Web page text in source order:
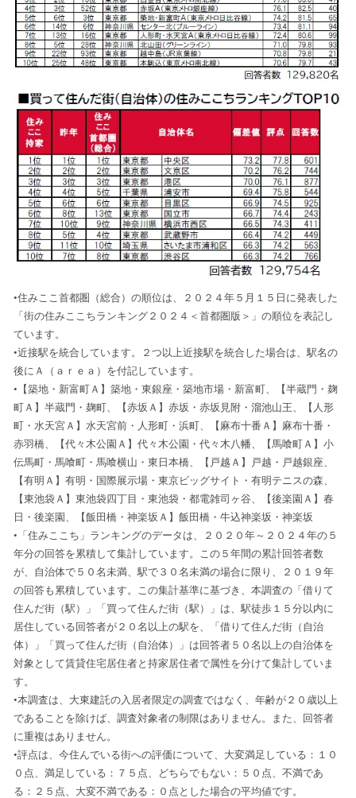
•住みここ首都圏（総合）の順位は、２０２４年５月１５日に発表した
「街の住みここちランキング２０２４＜首都圏版＞」の順位を表記し
ています。
•近接駅を統合しています。２つ以上近接駅を統合した場合は、駅名の
後にＡ（ａｒｅａ）を付記しています。
•【築地・新富町Ａ】築地・東銀座・築地市場・新富町、【半蔵門・麹
町Ａ】半蔵門・麹町、【赤坂Ａ】赤坂・赤坂見附・溜池山王、【人形
町・水天宮Ａ】水天宮前・人形町・浜町、【麻布十番Ａ】麻布十番・
赤羽橋、【代々木公園Ａ】代々木公園・代々木八幡、【馬喰町Ａ】小
伝馬町・馬喰町・馬喰横山・東日本橋、【戸越Ａ】戸越・戸越銀座、
【有明Ａ】有明・国際展示場・東京ビッグサイト・有明テニスの森、
【東池袋Ａ】東池袋四丁目・東池袋・都電雑司ヶ谷、【後楽園Ａ】春
日・後楽園、【飯田橋・神楽坂Ａ】飯田橋・牛込神楽坂・神楽坂
•「住みここち」ランキングのデータは、２０２０年～２０２４年の５
年分の回答を累積して集計しています。この５年間の累計回答者数
が、自治体で５０名未満、駅で３０名未満の場合に限り、２０１９年
の回答も累積しています。この集計基準に基づき、本調査の「借りて
住んだ街（駅）」「買って住んだ街（駅）」は、駅徒歩１５分以内に
居住している回答者が２０名以上の駅を、「借りて住んだ街（自治
体）」「買って住んだ街（自治体）」は回答者５０名以上の自治体を
対象として賃貸住宅居住者と持家居住者で属性を分けて集計していま
す。
•本調査は、大東建託の入居者限定の調査ではなく、年齢が２０歳以上
であることを除けば、調査対象者の制限はありません。また、回答者
に重複はありません。
•評点は、今住んでいる街への評価について、大変満足している：１０
０点、満足している：７５点、どちらでもない：５０点、不満であ
る：２５点、大変不満である：０点とした場合の平均値です。